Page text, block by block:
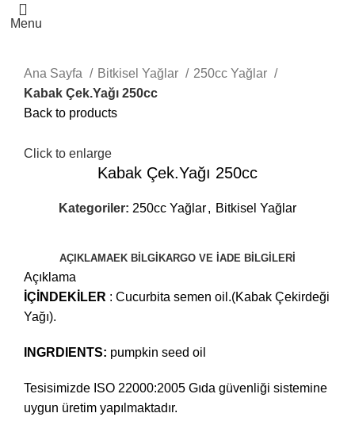
Menu
Ana Sayfa Bitkisel Yağlar
250cc Yağlar
Kabak Çek.Yağı 250cc
Back to products
Click to enlarge
Kabak Çek.Yağı 250cc
Kategoriler: 250cc Yağlar, Bitkisel Yağlar
AÇIKLAMAEK BILGI KARGO VE İADE BILGILERI
Açıklama
İÇİNDEKİLER : Cucurbita semen oil.(Kabak Çekirdeği
Yağı).
INGRDIENTS: pumpkin seed oil
Tesisimizde ISO 22000:2005 Gıda güvenliği sistemine
uygun üretim yapılmaktadır.